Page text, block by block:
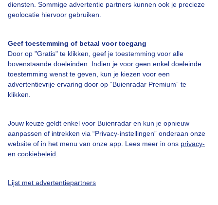
diensten. Sommige advertentie partners kunnen ook je precieze
geolocatie hiervoor gebruiken.
Geef toestemming of betaal voor toegang
Door op "Gratis" te klikken, geef je toestemming voor alle
bovenstaande doeleinden. Indien je voor geen enkel doeleinde
toestemming wenst te geven, kun je kiezen voor een
advertentievrije ervaring door op “Buienradar Premium” te
klikken.
Jouw keuze geldt enkel voor Buienradar en kun je opnieuw
aanpassen of intrekken via “Privacy-instellingen” onderaan onze
website of in het menu van onze app. Lees meer in ons privacy-
en cookiebeleid
Lijst met advertentiepartners
Over Buienradar
Bedrijfsgegevens
Veelgestelde vragen
Contact
Toegankelijkheid
Adverteren
Buienradar Team